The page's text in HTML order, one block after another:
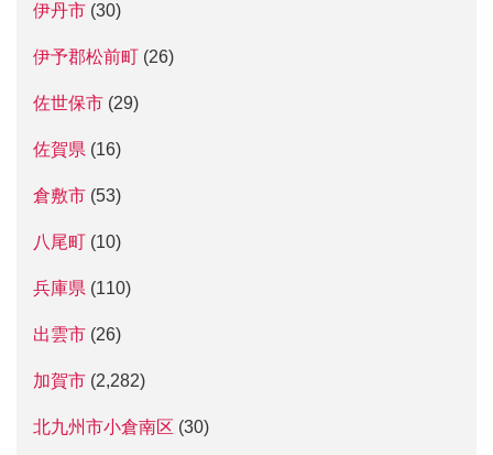
伊丹市 (30)
伊予郡松前町 (26)
佐世保市 (29)
佐賀県 (16)
倉敷市 (53)
八尾町 (10)
兵庫県 (110)
出雲市 (26)
加賀市 (2,282)
北九州市小倉南区 (30)